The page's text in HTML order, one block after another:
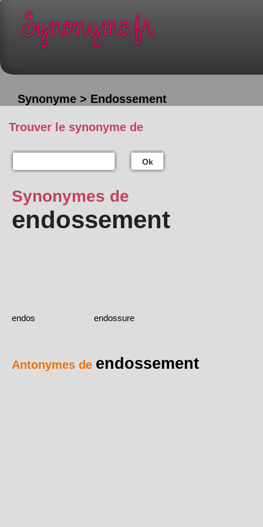
Synonyme > Endossement
Trouver le synonyme de
Ok
Synonymes de
endossement
endos endossure
Antonymes de endossement